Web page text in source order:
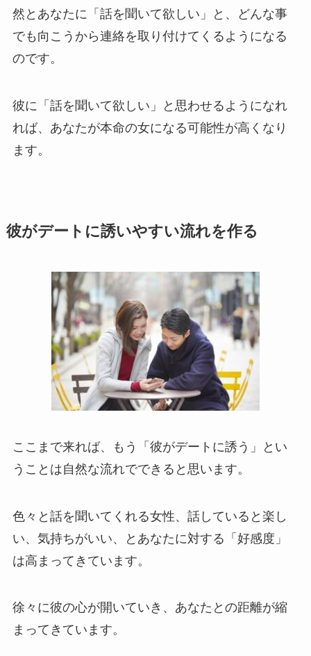
然とあなたに「話を聞いて欲しい」と、どんな事
でも向こうから連絡を取り付けてくるようになる
のです。
彼に「話を聞いて欲しい」と思わせるようになれ
れば、あなたが本命の女になる可能性が高くなり
ます。
彼がデートに誘いやすい流れを作る
ここまで来れば、もう「彼がデートに誘う」とい
うことは自然な流れでできると思います。
色々と話を聞いてくれる女性、話していると楽し
い、気持ちがいい、とあなたに対する「好感度」
は高まってきています。
徐々に彼の心が開いていき、あなたとの距離が縮
まってきています。